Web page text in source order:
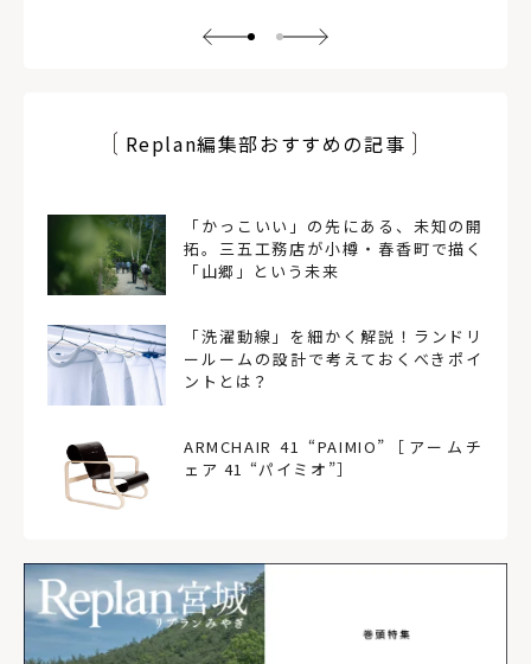
Replan編集部おすすめの記事
「かっこいい」の先にある、未知の開
拓。三五工務店が小樽・春香町で描く
「山郷」という未来
「洗濯動線」を細かく解説！ランドリ
ールームの設計で考えておくべきポイ
ントとは？
ARMCHAIR 41 “PAIMIO”［アームチ
ェア 41 “パイミオ”］